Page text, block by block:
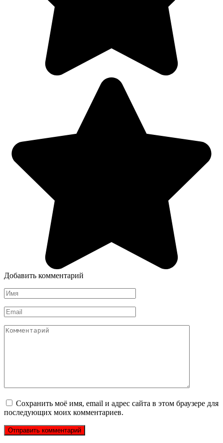
Добавить комментарий
Имя
*
Email
*
Комментарий
Сохранить моё имя, email и адрес сайта в этом браузере для
последующих моих комментариев.